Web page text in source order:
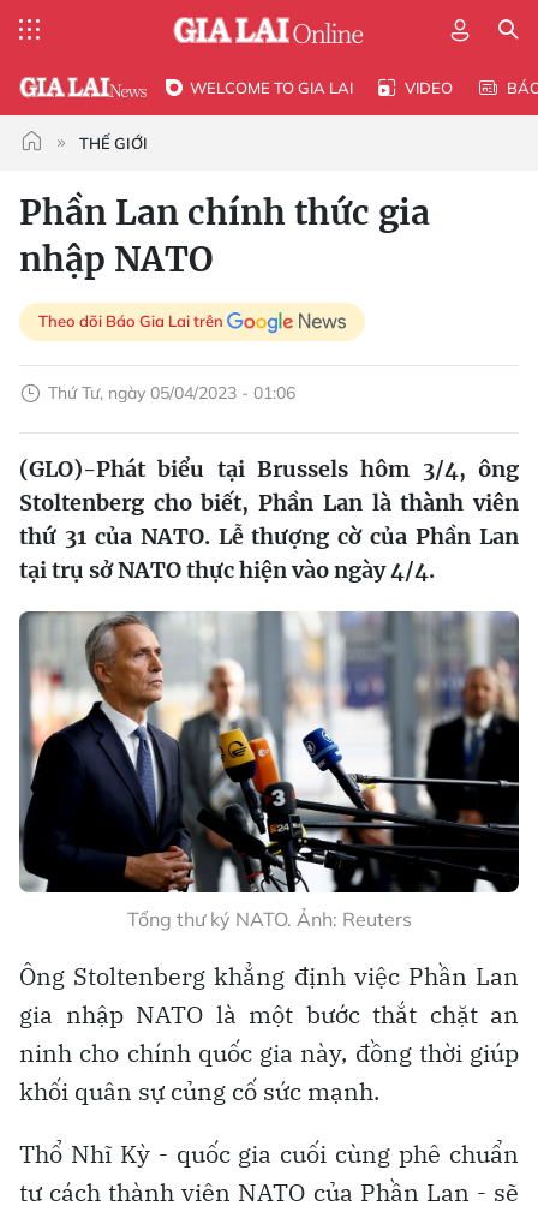
WELCOME TO GIA LAI VIDEO
THẾ GIỚI
Phần Lan chính thức gia
nhập NATO
Theo dõi Báo Gia Lai trên
Thứ Tư, ngày 05/04/2023 - 01:06
(GLO)-Phát biểu tại Brussels hôm 3/4, ông
Stoltenberg cho biết, Phần Lan là thành viên
thứ 31 của NATO. Lễ thượng cờ của Phần Lan
tại trụ sở NATO thực hiện vào ngày 4/4.
Tổng thư ký NATO. Ảnh: Reuters
Ông Stoltenberg khẳng định việc Phần Lan
gia nhập NATO là một bước thắt chặt an
ninh cho chính quốc gia này, đồng thời giúp
khối quân sự củng cố sức mạnh.
Thổ Nhĩ Kỳ - quốc gia cuối cùng phê chuẩn
tư cách thành viên NATO của Phần Lan - sẽ